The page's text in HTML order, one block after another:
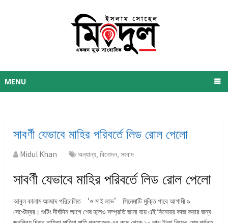
MENU
সাবর্ণী যেভাবে মাহির পরিবর্তে লিড রোল পেলো
Midul Khan অন্যান্য,বিনোদন,সংবাদ
সাবর্ণী যেভাবে মাহির পরিবর্তে লিড রোল পেলো
আবুল কালাম আজাদ পরিচালিত ‘ও মাই লাভ’ সিনেমাটি মুক্তি পাবে আগামী ৯
সেপ্টেম্বর। শুটিং দীর্ঘদিন আগে শেষ হলেও সম্প্রতি জানা যায় এই সিনেমায় কাজ করার জন্য